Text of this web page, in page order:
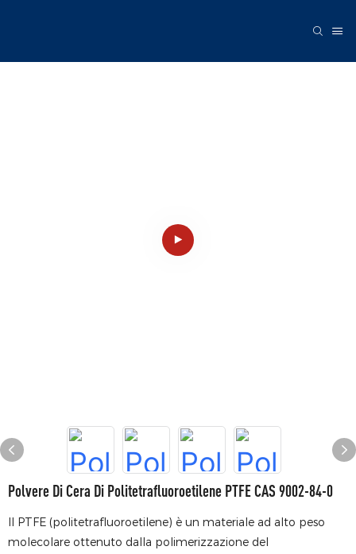
Polvere Di Cera Di Politetrafluoroetilene PTFE CAS 9002-84-0
Il PTFE (politetrafluoroetilene) è un materiale ad alto peso
molecolare ottenuto dalla polimerizzazione del